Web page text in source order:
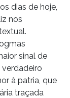
dias de hoje,
nos
sinal de
à patria, que
traçada